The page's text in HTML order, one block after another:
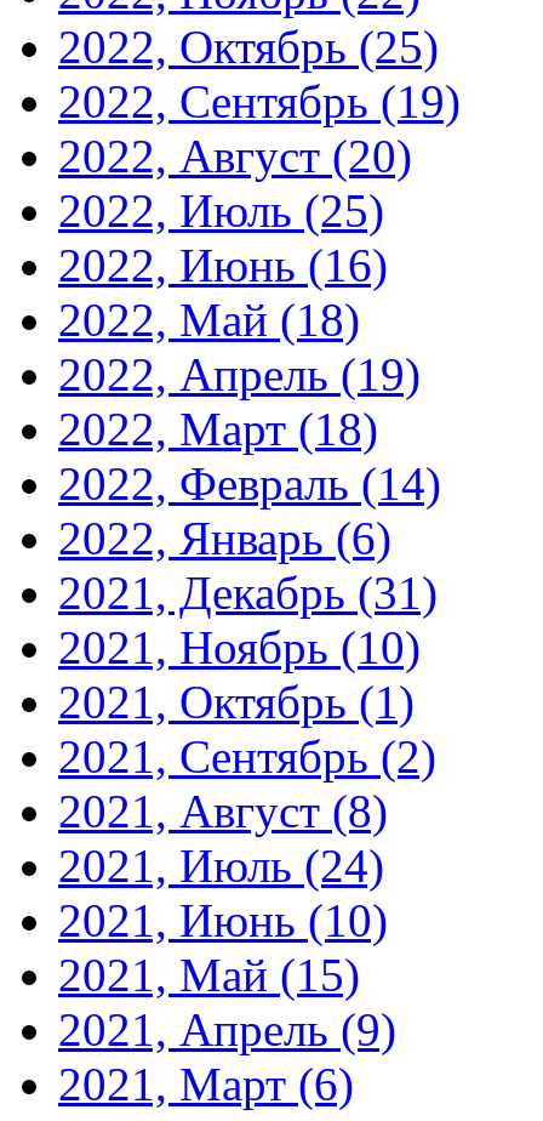
2022, Октябрь (25)
2022, Сентябрь (19)
2022, Август (20)
2022, Июль (25)
2022, Июнь (16)
2022, Май (18)
2022, Апрель (19)
2022, Март (18)
2022, Февраль (14)
2022, Январь (6)
2021, Декабрь (31)
2021, Ноябрь (10)
2021, Октябрь (1)
2021, Сентябрь (2)
2021, Август (8)
2021, Июль (24)
2021, Июнь (10)
2021, Май (15)
2021, Апрель (9)
2021, Март (6)